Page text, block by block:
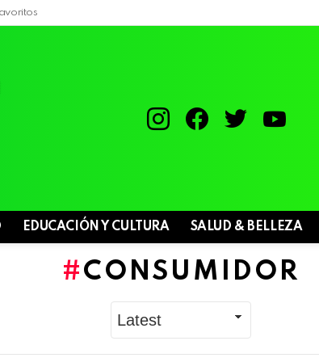
EDUCACIÓN Y CULTURA SALUD & BELLEZA
CONSUMIDOR